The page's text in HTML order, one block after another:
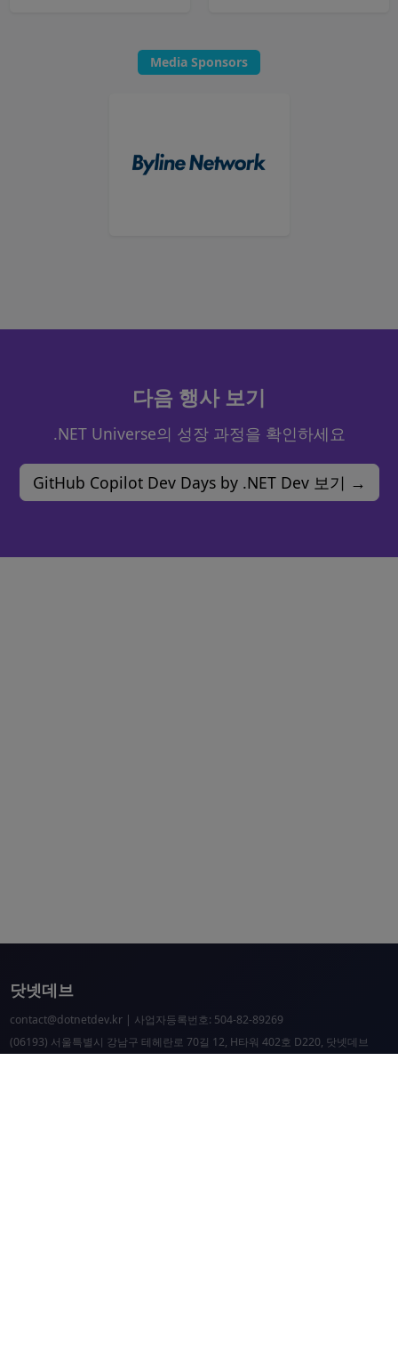
Media Sponsors
다음 행사 보기
.NET Universe의 성장 과정을 확인하세요
GitHub Copilot Dev Days by .NET Dev 보기 →
닷넷데브
contact@dotnetdev.kr| 사업자등록번호: 504-82-89269
(06193) 서울특별시 강남구 테헤란로 70길 12, H타워 402호 D220, 닷넷데브